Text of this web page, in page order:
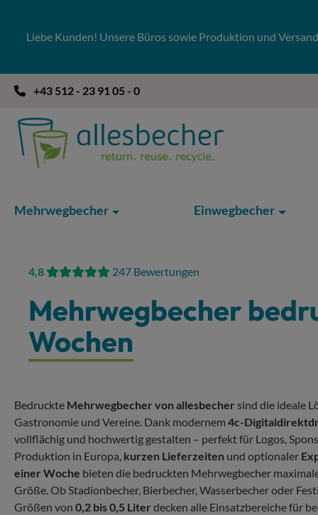
Liebe Kunden! Unsere Büros sowie Produktion und
+43 512 - 23 91 05 - 0
Mehrwegbecher Einwegbecher
4,8 247 Bewertungen
Mehrwegbecher
Wochen
Bedruckte Mehrwegbecher von allesbecher sind die ideale
Gastronomie und Vereine. Dank modernem 4c-
vollflächig und hochwertig gestalten – perfekt für Logos,
Produktion in Europa, kurzen Lieferzeiten und optionaler
einer Woche bieten die bedruckten Mehrwegbecher
Größe. Ob Stadionbecher, Bierbecher, Wasserbecher oder
Größen von 0,2 bis 0,5 Liter decken alle Einsatzbereiche für